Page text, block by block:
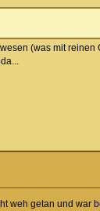
(was mit
weh getan und war